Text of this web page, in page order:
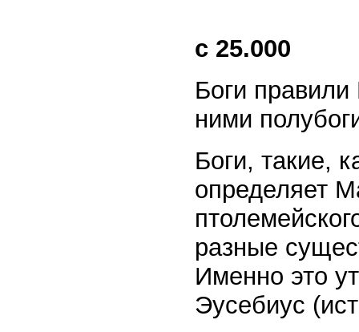
с 25.000
Боги
ними
Боги, такие,
определяет
разные
Именно это
Эусебиус